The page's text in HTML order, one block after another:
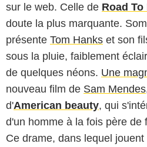
sur le web. Celle de Road
doute la plus marquante.
présente Tom Hanks et son
sous la pluie, faiblement
de quelques néons. Une
nouveau film de Sam Mendes
d'American beauty, qui
d'un homme à la fois père de
Ce drame, dans lequel